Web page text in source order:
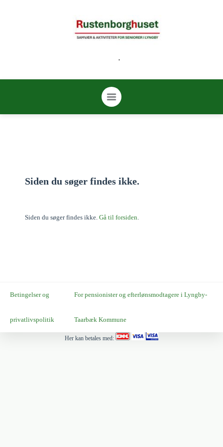
.
Siden du søger findes ikke.
Siden du søger findes ikke. Gå til forsiden.
Betingelser og
privatlivspolitik
For pensionister og efterlønsmodtagere i Lyngby-
Taarbæk Kommune
Her kan betales med: